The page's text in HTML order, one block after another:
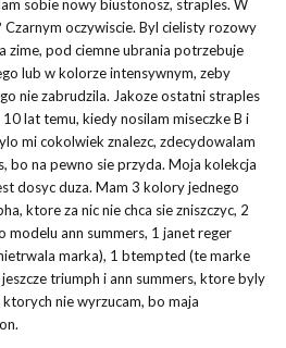
sobie nowy biustonosz, straples. W
Czarnym oczywiscie. Byl cielisty rozowy
zime, pod ciemne ubrania potrzebuje
lub w kolorze intensywnym, zeby
nie zabrudzila. Jakoze ostatni straples
lat temu, kiedy nosilam miseczke B i
mi cokolwiek znalezc, zdecydowalam
bo na pewno sie przyda. Moja kolekcja
dosyc duza. Mam 3 kolory jednego
ktore za nic nie chca sie zniszczyc, 2
modelu ann summers, 1 janet reger
marka), 1 btempted (te marke
triumph i ann summers, ktore byly
nie wyrzucam, bo maja